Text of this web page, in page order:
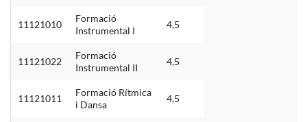
11121010
Formació
Instrumental I
4,5
11121022
Formació
Instrumental II
4,5
11121011
Formació Rítmica
i Dansa
4,5